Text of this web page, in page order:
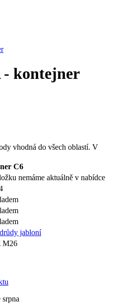
kontejner
vhodná do všech oblastí. V
C6
nemáme aktuálně v nabídce
jabloní
M26